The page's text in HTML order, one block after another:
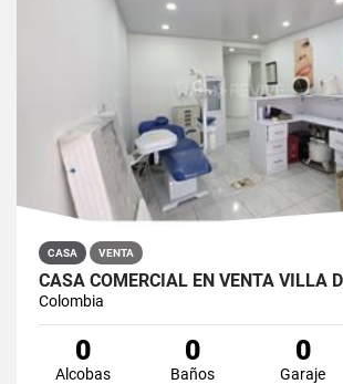
CASA VENTA
Colombia
0
Alcobas
0
Baños
0
Garaje